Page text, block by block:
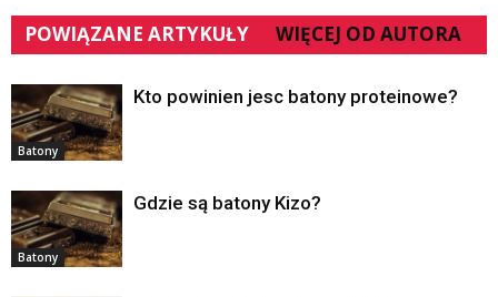
POWIĄZANE ARTYKUŁY WIĘCEJ OD AUTORA
Batony
Kto powinien jesc batony proteinowe?
Batony
Gdzie są batony Kizo?